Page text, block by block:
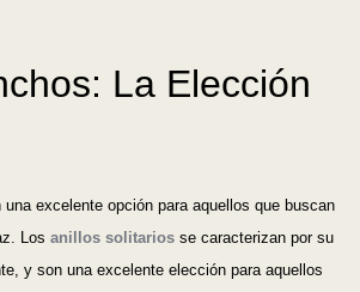
La Elección
excelente opción para aquellos que buscan
Los anillos solitarios se caracterizan por su
y son una excelente elección para aquellos